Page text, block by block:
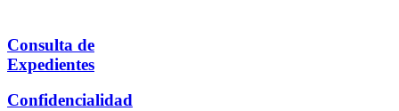
Consulta de
Expedientes
Confidencialidad